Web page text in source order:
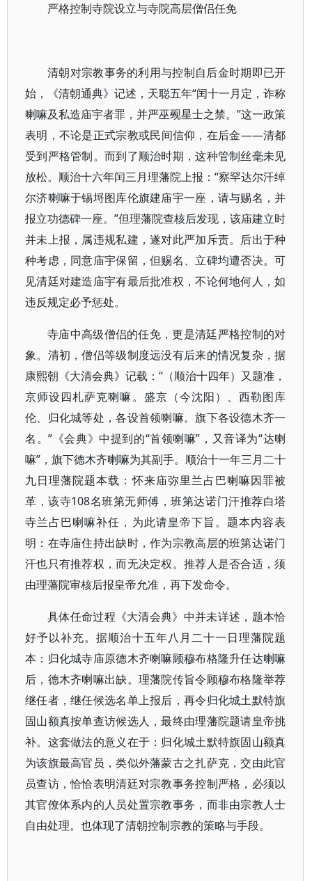
严格控制寺院设立与寺院高层僧侣任免
清朝对宗教事务的利用与控制自后金时期即已开
始，《清朝通典》记述，天聪五年“闰十一月定，诈称
喇嘛及私造庙宇者罪，并严巫觋星士之禁。”这一政策
表明，不论是正式宗教或民间信仰，在后金——清都
受到严格管制。而到了顺治时期，这种管制丝毫未见
放松。顺治十六年闰三月理藩院上报：“察罕达尔汗绰
尔济喇嘛于锡埒图库伦旗建庙宇一座，请与赐名，并
报立功德碑一座。”但理藩院查核后发现，该庙建立时
并未上报，属违规私建，遂对此严加斥责。后出于种
种考虑，同意庙宇保留，但赐名、立碑均遭否决。可
见清廷对建造庙宇有最后批准权，不论何地何人，如
违反规定必予惩处。
寺庙中高级僧侣的任免，更是清廷严格控制的对
象。清初，僧侣等级制度远没有后来的情况复杂，据
康熙朝《大清会典》记载：“（顺治十四年）又题准，
京师设四札萨克喇嘛。盛京（今沈阳）、西勒图库
伦、归化城等处，各设首领喇嘛。旗下各设德木齐一
名。”《会典》中提到的“首领喇嘛”，又音译为“达喇
嘛”，旗下德木齐喇嘛为其副手。顺治十一年三月二十
九日理藩院题本载：怀来庙弥里兰占巴喇嘛因罪被
革，该寺108名班第无师傅，班第达诺门汗推荐白塔
寺兰占巴喇嘛补任，为此请皇帝下旨。题本内容表
明：在寺庙住持出缺时，作为宗教高层的班第达诺门
汗也只有推荐权，而无决定权。推荐人是否合适，须
由理藩院审核后报皇帝允准，再下发命令。
具体任命过程《大清会典》中并未详述，题本恰
好予以补充。据顺治十五年八月二十一日理藩院题
本：归化城寺庙原德木齐喇嘛顾穆布格隆升任达喇嘛
后，德木齐喇嘛出缺。理藩院传旨令顾穆布格隆举荐
继任者，继任候选名单上报后，再令归化城土默特旗
固山额真按单查访候选人，最终由理藩院题请皇帝挑
补。这套做法的意义在于：归化城土默特旗固山额真
为该旗最高官员，类似外藩蒙古之扎萨克，交由此官
员查访，恰恰表明清廷对宗教事务控制严格，必须以
其官僚体系内的人员处置宗教事务，而非由宗教人士
自由处理。也体现了清朝控制宗教的策略与手段。